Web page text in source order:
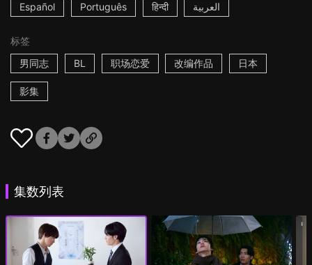
Español Português हिन्दी العربية
标签
男同志
BL 职场恋爱 改编作品 日本
影集
集数列表